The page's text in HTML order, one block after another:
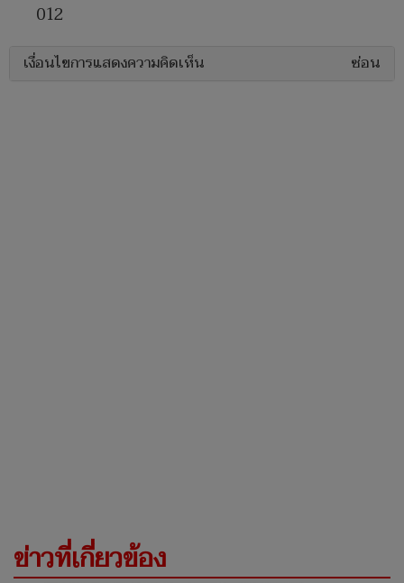
012
เงื่อนไขการแสดงความคิดเห็น ซ่อน
ข่าวที่เกี่ยวข้อง